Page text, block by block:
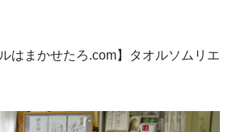
はまかせたろ.com】タオルソムリエ